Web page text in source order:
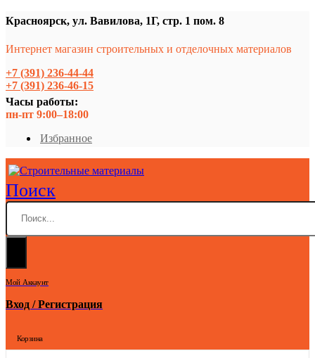
Красноярск, ул. Вавилова, 1Г, стр. 1 пом. 8
Интернет магазин строительных и отделочных материалов
+7 (391) 236-44-44
+7 (391) 236-46-15
Часы работы:
пн-пт 9:00–18:00
Избранное
Поиск
Мой Аккаунт
Вход / Регистрация
Корзина